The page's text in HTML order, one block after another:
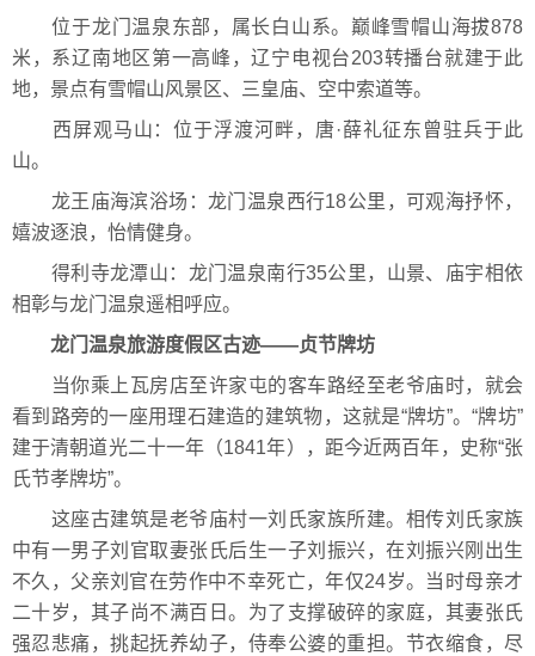
位于龙门温泉东部，属长白山系。巅峰雪帽山海拔878
米，系辽南地区第一高峰，辽宁电视台203转播台就建于此
地，景点有雪帽山风景区、三皇庙、空中索道等。
西屏观马山：位于浮渡河畔，唐·薛礼征东曾驻兵于此
山。
龙王庙海滨浴场：龙门温泉西行18公里，可观海抒怀，
嬉波逐浪，怡情健身。
得利寺龙潭山：龙门温泉南行35公里，山景、庙宇相依
相彰与龙门温泉遥相呼应。
龙门温泉旅游度假区古迹——贞节牌坊
当你乘上瓦房店至许家屯的客车路经至老爷庙时，就会
看到路旁的一座用理石建造的建筑物，这就是“牌坊”。“牌坊”
建于清朝道光二十一年（1841年），距今近两百年，史称“张
氏节孝牌坊”。
这座古建筑是老爷庙村一刘氏家族所建。相传刘氏家族
中有一男子刘官取妻张氏后生一子刘振兴，在刘振兴刚出生
不久，父亲刘官在劳作中不幸死亡，年仅24岁。当时母亲才
二十岁，其子尚不满百日。为了支撑破碎的家庭，其妻张氏
强忍悲痛，挑起抚养幼子，侍奉公婆的重担。节衣缩食，尽